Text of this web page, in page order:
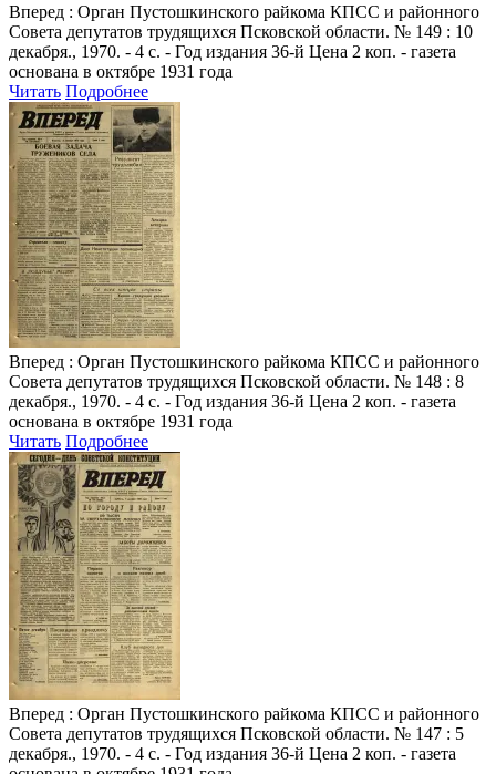
Вперед : Орган Пустошкинского райкома КПСС и районного
Совета депутатов трудящихся Псковской области. № 149 : 10
декабря., 1970. - 4 с. - Год издания 36-й Цена 2 коп. - газета
основана в октябре 1931 года
Читать Подробнее
Вперед : Орган Пустошкинского райкома КПСС и районного
Совета депутатов трудящихся Псковской области. № 148 : 8
декабря., 1970. - 4 с. - Год издания 36-й Цена 2 коп. - газета
основана в октябре 1931 года
Читать Подробнее
Вперед : Орган Пустошкинского райкома КПСС и районного
Совета депутатов трудящихся Псковской области. № 147 : 5
декабря., 1970. - 4 с. - Год издания 36-й Цена 2 коп. - газета